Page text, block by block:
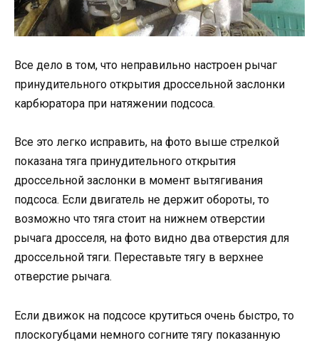
Все дело в том, что неправильно настроен рычаг
принудительного открытия дроссельной заслонки
карбюратора при натяжении подсоса.
Все это легко исправить, на фото выше стрелкой
показана тяга принудительного открытия
дроссельной заслонки в момент вытягивания
подсоса. Если двигатель не держит обороты, то
возможно что тяга стоит на нижнем отверстии
рычага дросселя, на фото видно два отверстия для
дроссельной тяги. Переставьте тягу в верхнее
отверстие рычага.
Если движок на подсосе крутиться очень быстро, то
плоскогубцами немного согните тягу показанную